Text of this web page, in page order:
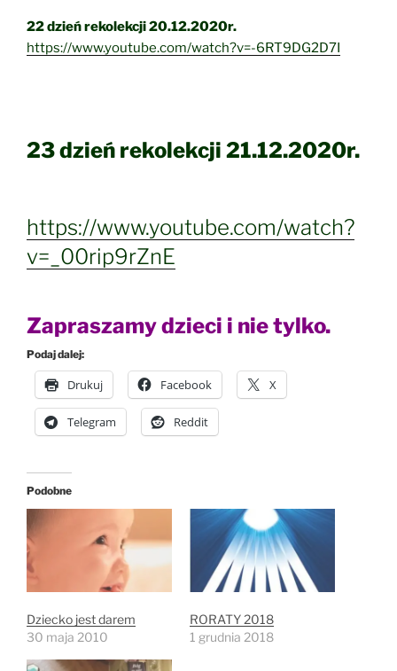
22 dzień rekolekcji 20.12.2020r.
https://www.youtube.com/watch?v=-6RT9DG2D7I
23 dzień rekolekcji 21.12.2020r.
https://www.youtube.com/watch?
v=_00rip9rZnE
Zapraszamy dzieci i nie tylko.
Podaj dalej:
Drukuj Facebook X
Telegram Reddit
Podobne
Dziecko jest darem
30 maja 2010
RORATY 2018
1 grudnia 2018